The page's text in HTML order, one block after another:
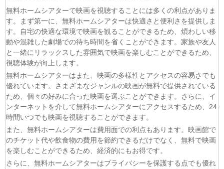
無料ホームシアターで映画を視聴することには多くの利点がありま
す。まず第一に、無料ホームシアターは快適さと便利さを提供しま
す。自宅の快適な環境で映画を観ることができるため、煩わしい移
動や混雑した劇場での待ち時間を省くことができます。家族や友人
と一緒にリラックスした雰囲気で映画を楽しむことができるため、
視聴体験が向上します。
無料ホームシアターはまた、映画の多様性とアクセスの容易さでも
優れています。さまざまなジャンルの映画が無料で提供されている
ため、個々の好みに合った映画を選ぶことができます。さらに、イ
ンターネットを介して無料ホームシアターにアクセスするため、24
時間いつでも映画を視聴することができます。
また、無料ホームシアターは費用面での利点もあります。映画館で
のチケット代や飲食物の費用を節約できるだけでなく、無料で映画
を楽しむことができるため、経済的にもお得です。
さらに、無料ホームシアターはプライバシーを保護する点でも優れ